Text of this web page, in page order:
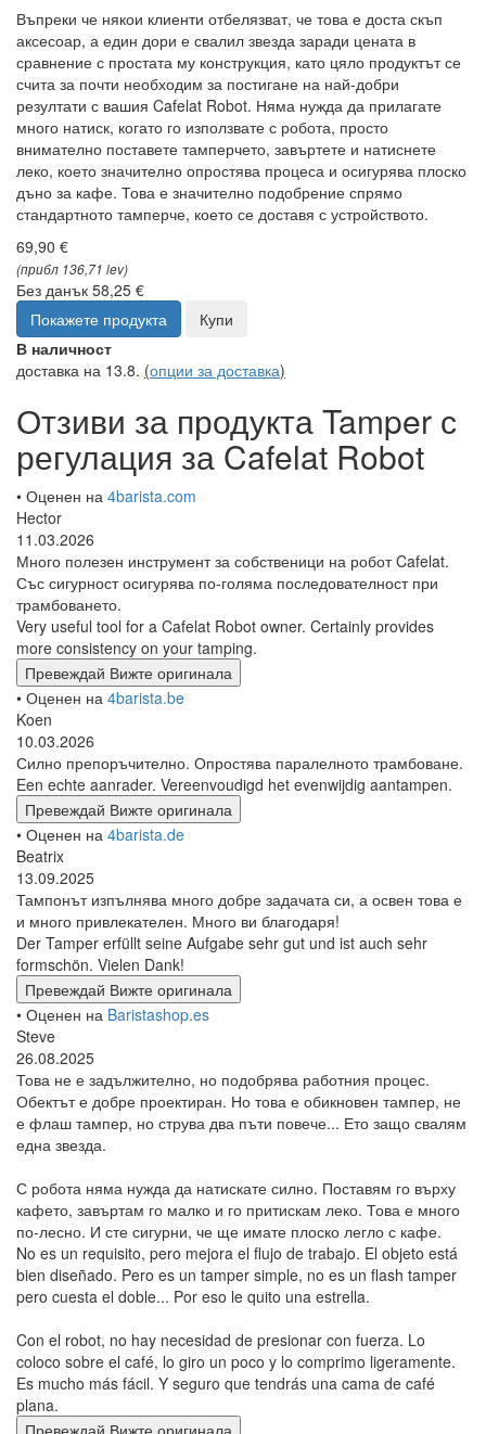
Въпреки че някои клиенти отбелязват, че това е доста скъп
аксесоар, а един дори е свалил звезда заради цената в
сравнение с простата му конструкция, като цяло продуктът се
счита за почти необходим за постигане на най-добри
резултати с вашия Cafelat Robot. Няма нужда да прилагате
много натиск, когато го използвате с робота, просто
внимателно поставете тамперчето, завъртете и натиснете
леко, което значително опростява процеса и осигурява плоско
дъно за кафе. Това е значително подобрение спрямо
стандартното тамперче, което се доставя с устройството.
69,90 €
(прибл 136,71 lev)
Без данък 58,25 €
Покажете продукта
Купи
В наличност
доставка на 13.8. (опции за доставка)
Отзиви за продукта Tamper с
регулация за Cafelat Robot
• Оценен на 4barista.com
Hector
11.03.2026
Много полезен инструмент за собственици на робот Cafelat.
Със сигурност осигурява по-голяма последователност при
трамбоването.
Very useful tool for a Cafelat Robot owner. Certainly provides
more consistency on your tamping.
Превеждай Вижте оригинала
• Оценен на 4barista.be
Koen
10.03.2026
Силно препоръчително. Опростява паралелното трамбоване.
Een echte aanrader. Vereenvoudigd het evenwijdig aantampen.
Превеждай Вижте оригинала
• Оценен на 4barista.de
Beatrix
13.09.2025
Тампонът изпълнява много добре задачата си, а освен това е
и много привлекателен. Много ви благодаря!
Der Tamper erfüllt seine Aufgabe sehr gut und ist auch sehr
formschön. Vielen Dank!
Превеждай Вижте оригинала
• Оценен на Baristashop.es
Steve
26.08.2025
Това не е задължително, но подобрява работния процес.
Обектът е добре проектиран. Но това е обикновен тампер, не
е флаш тампер, но струва два пъти повече... Ето защо свалям
една звезда.
С робота няма нужда да натискате силно. Поставям го върху
кафето, завъртам го малко и го притискам леко. Това е много
по-лесно. И сте сигурни, че ще имате плоско легло с кафе.
No es un requisito, pero mejora el flujo de trabajo. El objeto está
bien diseñado. Pero es un tamper simple, no es un flash tamper
pero cuesta el doble... Por eso le quito una estrella.
Con el robot, no hay necesidad de presionar con fuerza. Lo
coloco sobre el café, lo giro un poco y lo comprimo ligeramente.
Es mucho más fácil. Y seguro que tendrás una cama de café
plana.